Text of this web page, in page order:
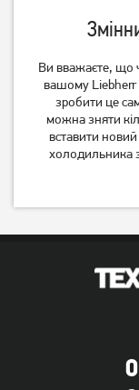
Ви вважаєте, що
вашому Liebherr
зробити це
можна зняти
вставити
холодильника